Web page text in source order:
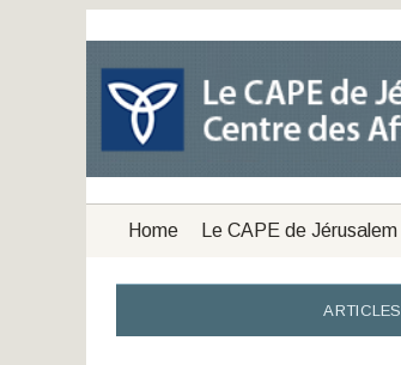
Home Le CAPE de Jérusalem
ARTICLES